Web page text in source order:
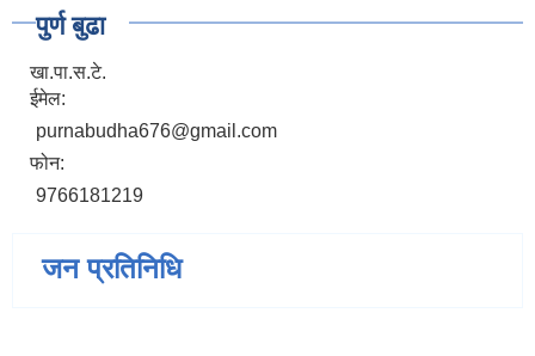
पुर्ण बुढा
खा.पा.स.टे.
ईमेल:
purnabudha676@gmail.com
फोन:
9766181219
जन प्रतिनिधि